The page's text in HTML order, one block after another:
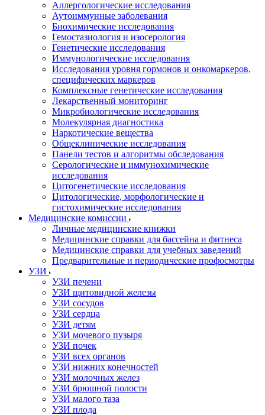
Аллергологические исследования
Аутоиммунные заболевания
Биохимические исследования
Гемостазиология и изосерология
Генетические исследования
Иммунологические исследования
Исследования уровня гормонов и онкомаркеров,
специфических маркеров
Комплексные генетические исследования
Лекарственный мониторинг
Микробиологические исследования
Молекулярная диагностика
Наркотические вещества
Общеклинические исследования
Панели тестов и алгоритмы обследования
Серологические и иммунохимические
исследования
Цитогенетические исследования
Цитологические, морфологические и
гистохимические исследования
Медицинские комиссии
Личные медицинские книжки
Медицинские справки для бассейна и фитнеса
Медицинские справки для учебных заведений
Предварительные и периодические профосмотры
УЗИ
УЗИ печени
УЗИ щитовидной железы
УЗИ сосудов
УЗИ сердца
УЗИ детям
УЗИ мочевого пузыря
УЗИ почек
УЗИ всех органов
УЗИ нижних конечностей
УЗИ молочных желез
УЗИ брюшной полости
УЗИ малого таза
УЗИ плода